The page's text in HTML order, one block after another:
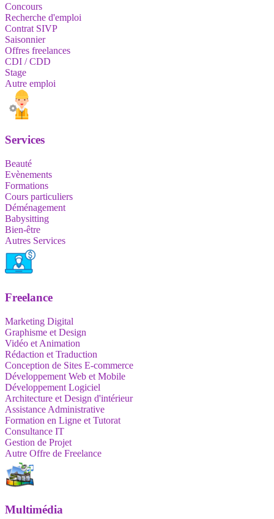
Concours
Recherche d'emploi
Contrat SIVP
Saisonnier
Offres freelances
CDI / CDD
Stage
Autre emploi
Services
Beauté
Evènements
Formations
Cours particuliers
Déménagement
Babysitting
Bien-être
Autres Services
Freelance
Marketing Digital
Graphisme et Design
Vidéo et Animation
Rédaction et Traduction
Conception de Sites E-commerce
Développement Web et Mobile
Développement Logiciel
Architecture et Design d'intérieur
Assistance Administrative
Formation en Ligne et Tutorat
Consultance IT
Gestion de Projet
Autre Offre de Freelance
Multimédia